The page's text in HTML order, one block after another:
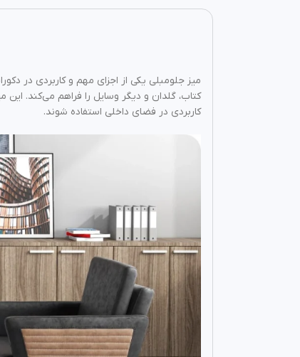
میز جلومبلی یکی از اجزای مهم و کاربردی در
کتاب، گلدان و دیگر وسایل را فراهم می‌کند. این
کاربردی در فضای داخلی استفاده شوند.